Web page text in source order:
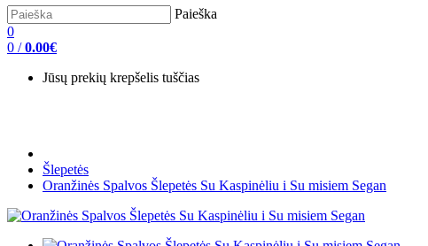
Paieška
0
0 / 0.00€
Jūsų prekių krepšelis tuščias
Šlepetės
Oranžinės Spalvos Šlepetės Su Kaspinėliu i Su misiem Segan